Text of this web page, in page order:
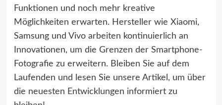
Funktionen und noch mehr kreative
Möglichkeiten erwarten. Hersteller wie Xiaomi,
Samsung und Vivo arbeiten kontinuierlich an
Innovationen, um die Grenzen der Smartphone-
Fotografie zu erweitern. Bleiben Sie auf dem
Laufenden und lesen Sie unsere Artikel, um über
die neuesten Entwicklungen informiert zu